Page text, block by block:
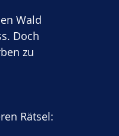
Wald
Doch
zu
Rätsel: